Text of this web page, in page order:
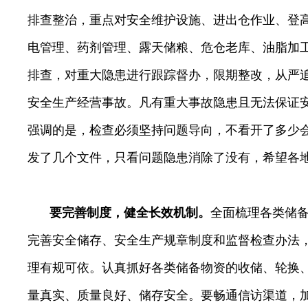
排查整治，重点对安全维护设施、 进出仓作业、登
电管理、药剂管理、露天储粮、危仓老库、油脂加
排查，对重大隐患进行跟踪督办，限期整改，从严
安全生产经营事故。凡有重大事故隐患且无法保证
强调的是，检查必须坚持问题导向，不看开了多少
发了几个文件，只看问题隐患消除了没有，希望各
要完善制度，健全长效机制。 全面梳理各类储
完善安全储存、安全生产规章制度和监督检查办法
理有规可依。 认真抓好各类储备物资的收储、轮换
量真实、质量良好、储存安全。 要畅通信访渠道，